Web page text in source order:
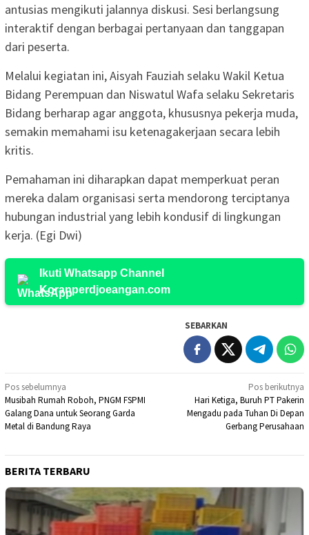
antusias mengikuti jalannya diskusi. Sesi berlangsung
interaktif dengan berbagai pertanyaan dan tanggapan
dari peserta.
Melalui kegiatan ini, Aisyah Fauziah selaku Wakil Ketua
Bidang Perempuan dan Niswatul Wafa selaku Sekretaris
Bidang berharap agar anggota, khususnya pekerja muda,
semakin memahami isu ketenagakerjaan secara lebih
kritis.
Pemahaman ini diharapkan dapat memperkuat peran
mereka dalam organisasi serta mendorong terciptanya
hubungan industrial yang lebih kondusif di lingkungan
kerja. (Egi Dwi)
Ikuti Whatsapp Channel
Koranperdjoeangan.com
SEBARKAN
Navigasi
pos
Pos sebelumnya
Musibah Rumah Roboh, PNGM FSPMI
Galang Dana untuk Seorang Garda
Metal di Bandung Raya
Pos berikutnya
Hari Ketiga, Buruh PT Pakerin
Mengadu pada Tuhan Di Depan
Gerbang Perusahaan
BERITA TERBARU